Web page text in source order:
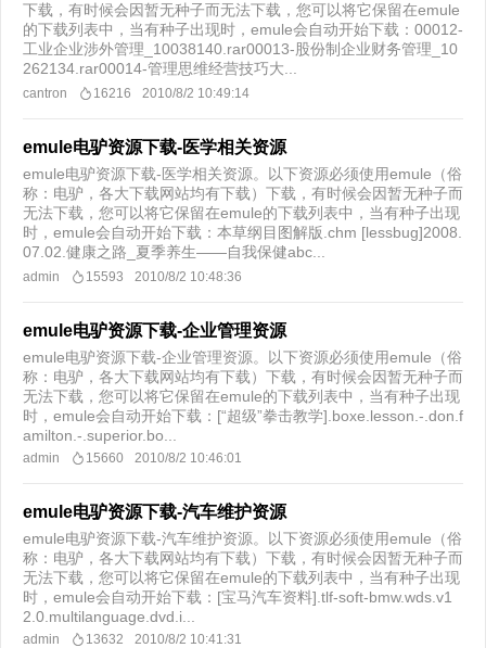
下载，有时候会因暂无种子而无法下载，您可以将它保留在emule
的下载列表中，当有种子出现时，emule会自动开始下载：00012-
工业企业涉外管理_10038140.rar00013-股份制企业财务管理_10
262134.rar00014-管理思维经营技巧大...
cantron 16216 2010/8/2 10:49:14
emule电驴资源下载-医学相关资源
emule电驴资源下载-医学相关资源。以下资源必须使用emule（俗
称：电驴，各大下载网站均有下载）下载，有时候会因暂无种子而
无法下载，您可以将它保留在emule的下载列表中，当有种子出现
时，emule会自动开始下载：本草纲目图解版.chm [lessbug]2008.
07.02.健康之路_夏季养生——自我保健abc...
admin 15593 2010/8/2 10:48:36
emule电驴资源下载-企业管理资源
emule电驴资源下载-企业管理资源。以下资源必须使用emule（俗
称：电驴，各大下载网站均有下载）下载，有时候会因暂无种子而
无法下载，您可以将它保留在emule的下载列表中，当有种子出现
时，emule会自动开始下载：[“超级”拳击教学].boxe.lesson.-.don.f
amilton.-.superior.bo...
admin 15660 2010/8/2 10:46:01
emule电驴资源下载-汽车维护资源
emule电驴资源下载-汽车维护资源。以下资源必须使用emule（俗
称：电驴，各大下载网站均有下载）下载，有时候会因暂无种子而
无法下载，您可以将它保留在emule的下载列表中，当有种子出现
时，emule会自动开始下载：[宝马汽车资料].tlf-soft-bmw.wds.v1
2.0.multilanguage.dvd.i...
admin 13632 2010/8/2 10:41:31